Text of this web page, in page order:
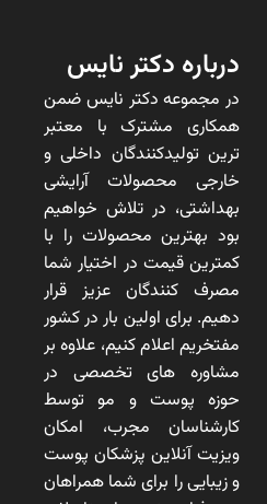
درباره دکتر نایس
در مجموعه دکتر نایس ضمن
همکاری مشترک با معتبر
ترین تولیدکنندگان داخلی و
خارجی محصولات آرایشی
بهداشتی، در تلاش خواهیم
بود بهترین محصولات را با
کمترین قیمت در اختیار شما
مصرف کنندگان عزیز قرار
دهیم. برای اولین بار در کشور
مفتخریم اعلام کنیم، علاوه بر
مشاوره های تخصصی در
حوزه پوست و مو توسط
کارشناسان مجرب، امکان
ویزیت آنلاین پزشکان پوست
و زیبایی را برای شما همراهان